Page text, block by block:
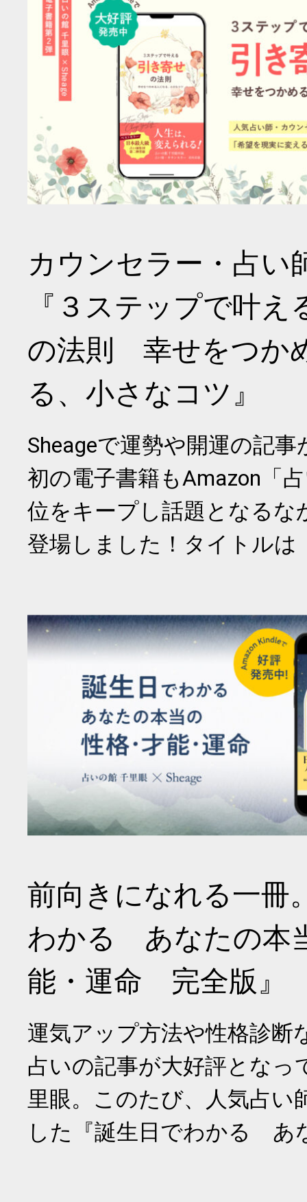
カウンセラー・占い
『３ステップで叶
の法則 幸せをつか
る、小さなコツ』
Sheageで運勢や開運の記
初の電子書籍もAmazon「
位をキープし話題となるな
登場しました！タイトルは
前向きになれる一冊
わかる あなたの本
能・運命 完全版』
運気アップ方法や性格診断
占いの記事が大好評となっ
里眼。このたび、人気占い
した『誕生日でわかる あ